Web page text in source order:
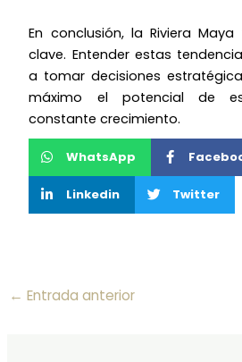
En conclusión, la Riviera
clave. Entender estas
a tomar decisiones
máximo el potencial de
constante crecimiento.
WhatsApp
Linkedin Twitter
← Entrada anterior